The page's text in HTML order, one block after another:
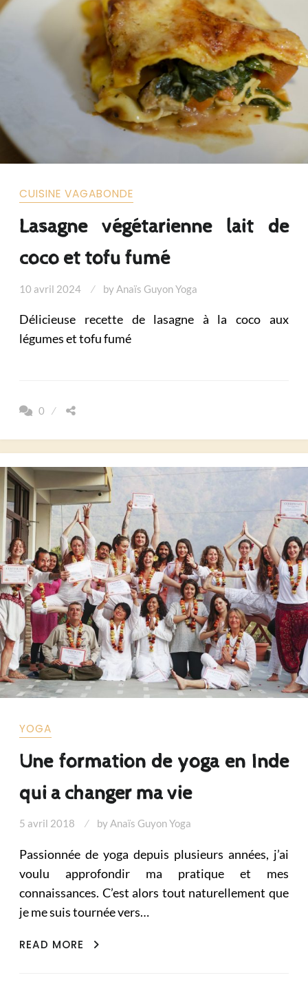
CUISINE VAGABONDE
Lasagne végétarienne lait de
coco et tofu fumé
10 avril 2024 byAnaïs Guyon Yoga
Délicieuse recette de lasagne à la coco aux
légumes et tofu fumé
0
YOGA
Une formation de yoga en Inde
qui a changer ma vie
5 avril 2018 byAnaïs Guyon Yoga
Passionnée de yoga depuis plusieurs années, j’ai
voulu approfondir ma pratique et mes
connaissances. C’est alors tout naturellement que
je me suis tournée vers…
READ MORE
UNE